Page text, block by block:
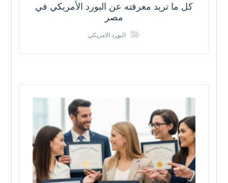
كل ما تريد معرفته عن البورد الأمريكي في
مصر
البورد الامريكي